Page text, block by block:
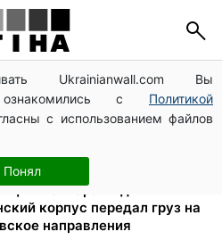
Ukrainianwall.com Вы
ознакомились с Политикой
с использованием файлов
Понял
от ареста за
порог — 432 тысячи
улице: водителям
остановку — штраф до 680
и аппараты для
корпус передал груз на
направления